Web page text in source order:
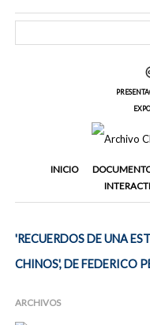
INICIO
'RECUERDOS DE UNA
CHINOS', DE FEDERICO
ARCHIVOS